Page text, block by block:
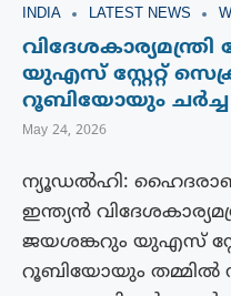
INDIA LATEST NEWS
യുഎസ് സ്റ്റേറ്റ്
റൂബിയോയും ചര്‍ച്ച
May 24, 2026
ന്യൂഡൽഹി:
ഇന്ത്യൻ
ജയശങ്കറും യുഎസ്
റൂബിയോയും തമ്മിൽ